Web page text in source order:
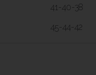
41-40-38
45-44-42